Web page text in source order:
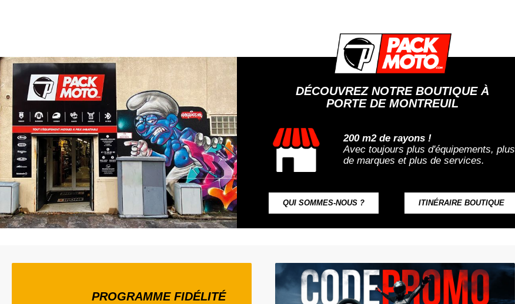
DÉCOUVREZ NOTRE BOUTIQUE À
PORTE DE MONTREUIL
200 m2 de rayons !
Avec toujours plus d'équipements, plus
de marques et plus de services.
QUI SOMMES-NOUS ? ITINÉRAIRE BOUTIQUE
PROGRAMME FIDÉLITÉ